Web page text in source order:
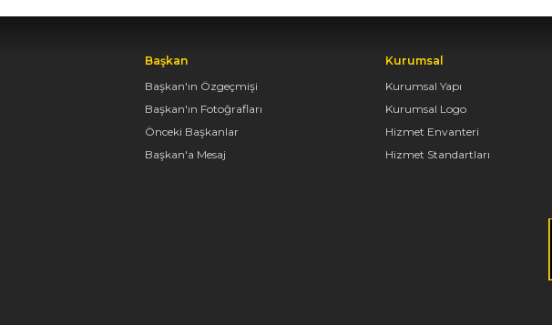
Başkan
Başkan'ın Özgeçmişi
Başkan'ın Fotoğrafları
Önceki Başkanlar
Başkan'a Mesaj
Kurumsal
Kurumsal Yapı
Kurumsal Logo
Hizmet Envanteri
Hizmet Standartları